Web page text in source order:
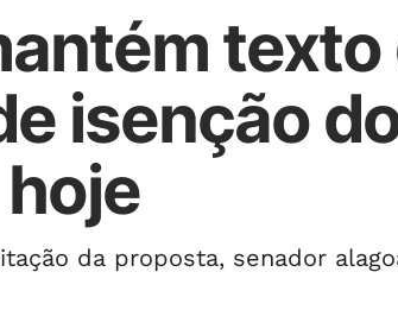
texto
isenção
da proposta, senador